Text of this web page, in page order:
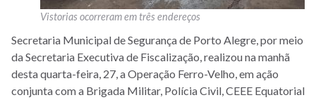
Vistorias ocorreram em três endereços
Secretaria Municipal de Segurança de Porto Alegre, por meio
da Secretaria Executiva de Fiscalização, realizou na manhã
desta quarta-feira, 27, a Operação Ferro-Velho, em ação
conjunta com a Brigada Militar, Polícia Civil, CEEE Equatorial